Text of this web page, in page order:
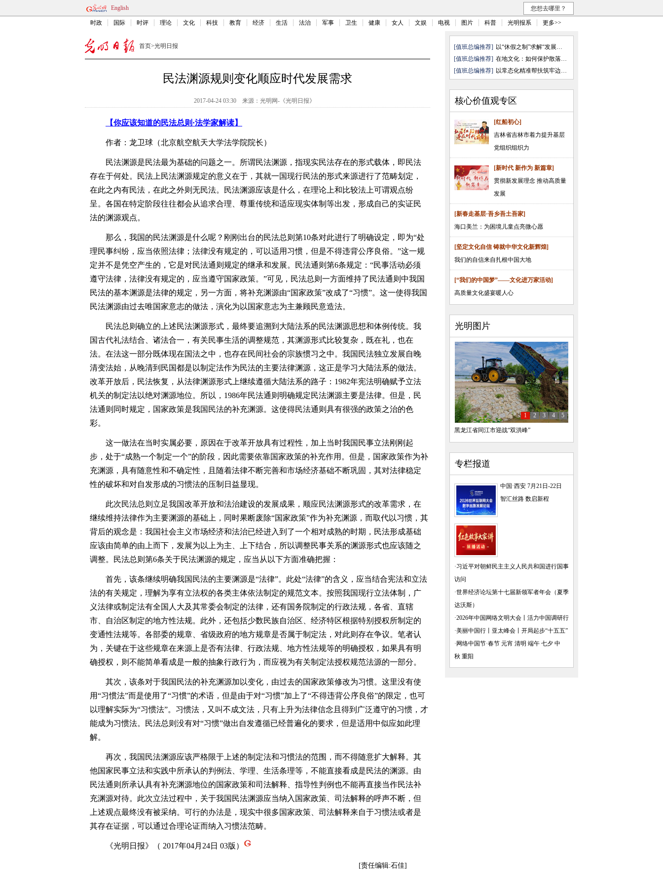
English 您想去哪里？
时政 国际 时评 理论 文化 科技 教育 经济 生活 法治 军事 卫生 健康 女人 文娱 电视 图片 科普 光明报系 更多>>
首页>光明日报
民法渊源规则变化顺应时代发展需求
2017-04-24 03:30 来源： 光明网-《光明日报》
【你应该知道的民法总则·法学家解读】
作者：龙卫球（北京航空航天大学法学院院长）
民法渊源是民法最为基础的问题之一。所谓民法渊源，指现实民法存在的形式载体，即民法
存在于何处。民法上民法渊源规定的意义在于，其就一国现行民法的形式来源进行了范畴划定，
在此之内有民法，在此之外则无民法。民法渊源应该是什么，在理论上和比较法上可谓观点纷
呈。各国在特定阶段往往都会从追求合理、尊重传统和适应现实体制等出发，形成自己的实证民
法的渊源观点。
那么，我国的民法渊源是什么呢？刚刚出台的民法总则第10条对此进行了明确设定，即为“处
理民事纠纷，应当依照法律；法律没有规定的，可以适用习惯，但是不得违背公序良俗。”这一规
定并不是凭空产生的，它是对民法通则规定的继承和发展。民法通则第6条规定：“民事活动必须
遵守法律，法律没有规定的，应当遵守国家政策。”可见，民法总则一方面维持了民法通则中我国
民法的基本渊源是法律的规定，另一方面，将补充渊源由“国家政策”改成了“习惯”。这一使得我国
民法渊源由过去唯国家意志的做法，演化为以国家意志为主兼顾民意造法。
民法总则确立的上述民法渊源形式，最终要追溯到大陆法系的民法渊源思想和体例传统。我
国古代礼法结合、诸法合一，有关民事生活的调整规范，其渊源形式比较复杂，既在礼，也在
法。在法这一部分既体现在国法之中，也存在民间社会的宗族惯习之中。我国民法独立发展自晚
清变法始，从晚清到民国都是以制定法作为民法的主要法律渊源，这正是学习大陆法系的做法。
改革开放后，民法恢复，从法律渊源形式上继续遵循大陆法系的路子：1982年宪法明确赋予立法
机关的制定法以绝对渊源地位。所以，1986年民法通则明确规定民法渊源主要是法律。但是，民
法通则同时规定，国家政策是我国民法的补充渊源。这使得民法通则具有很强的政策之治的色
彩。
这一做法在当时实属必要，原因在于改革开放具有过程性，加上当时我国民事立法刚刚起
步，处于“成熟一个制定一个”的阶段，因此需要依靠国家政策的补充作用。但是，国家政策作为补
充渊源，具有随意性和不确定性，且随着法律不断完善和市场经济基础不断巩固，其对法律稳定
性的破坏和对自发形成的习惯法的压制日益显现。
此次民法总则立足我国改革开放和法治建设的发展成果，顺应民法渊源形式的改革需求，在
继续维持法律作为主要渊源的基础上，同时果断废除“国家政策”作为补充渊源，而取代以习惯，其
背后的观念是：我国社会主义市场经济和法治已经进入到了一个相对成熟的时期，民法形成基础
应该由简单的由上而下，发展为以上为主、上下结合，所以调整民事关系的渊源形式也应该随之
调整。民法总则第6条关于民法渊源的规定，应当从以下方面准确把握：
首先，该条继续明确我国民法的主要渊源是“法律”。此处“法律”的含义，应当结合宪法和立法
法的有关规定，理解为享有立法权的各类主体依法制定的规范文本。按照我国现行立法体制，广
义法律或制定法有全国人大及其常委会制定的法律，还有国务院制定的行政法规，各省、直辖
市、自治区制定的地方性法规。此外，还包括少数民族自治区、经济特区根据特别授权所制定的
变通性法规等。各部委的规章、省级政府的地方规章是否属于制定法，对此则存在争议。笔者认
为，关键在于这些规章在来源上是否有法律、行政法规、地方性法规等的明确授权，如果具有明
确授权，则不能简单看成是一般的抽象行政行为，而应视为有关制定法授权规范法源的一部分。
其次，该条对于我国民法的补充渊源加以变化，由过去的国家政策修改为习惯。这里没有使
用“习惯法”而是使用了“习惯”的术语，但是由于对“习惯”加上了“不得违背公序良俗”的限定，也可
以理解实际为“习惯法”。习惯法，又叫不成文法，只有上升为法律信念且得到广泛遵守的习惯，才
能成为习惯法。民法总则没有对“习惯”做出自发遵循已经普遍化的要求，但是适用中似应如此理
解。
再次，我国民法渊源应该严格限于上述的制定法和习惯法的范围，而不得随意扩大解释。其
他国家民事立法和实践中所承认的判例法、学理、生活条理等，不能直接看成是民法的渊源。由
民法通则所承认具有补充渊源地位的国家政策和司法解释、指导性判例也不能再直接当作民法补
充渊源对待。此次立法过程中，关于我国民法渊源应当纳入国家政策、司法解释的呼声不断，但
上述观点最终没有被采纳。可行的办法是，现实中很多国家政策、司法解释来自于习惯法或者是
其存在证据，可以通过合理论证而纳入习惯法范畴。
《光明日报》（ 2017年04月24日 03版）
[责任编辑:石佳]
[值班总编推荐]
以“休假之制”求解“发展之需”
[值班总编推荐]
在地文化：如何保护散落的文化“ ...
[值班总编推荐]
以常态化精准帮扶筑牢边疆民族地 ...
核心价值观专区
[红船初心]
吉林省吉林市着力提升基层
党组织组织力
[新时代 新作为 新篇章]
贯彻新发展理念 推动高质量
发展
[新春走基层·吾乡吾土吾家]
海口美兰：为困境儿童点亮微心愿
[坚定文化自信 铸就中华文化新辉煌]
我们的自信来自扎根中国大地
[“我们的中国梦”——文化进万家活动]
高质量文化盛宴暖人心
光明图片
黑龙江省同江市迎战“双洪峰”
1 2 3 4 5
专栏报道
中国·西安 7月21日-22日
智汇丝路 数启新程
·习近平对朝鲜民主主义人民共和国进行国事
访问
·世界经济论坛第十七届新领军者年会（夏季
达沃斯）
·2026年中国网络文明大会
活力中国调研行
·美丽中国行 亚太峰会
开局起步“十五五”
· 网络中国节·春节 元宵 清明 端午 七夕 中
秋 重阳